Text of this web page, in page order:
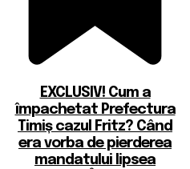
EXCLUSIV! Cum a
împachetat Prefectura
Timiș cazul Fritz? Când
era vorba de pierderea
mandatului lipsea